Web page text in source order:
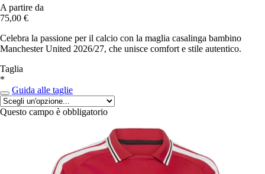
A partire da
75,00 €
Celebra la passione per il calcio con la maglia casalinga bambino
Manchester United 2026/27, che unisce comfort e stile autentico.
Taglia
*
Guida alle taglie
Questo campo è obbligatorio